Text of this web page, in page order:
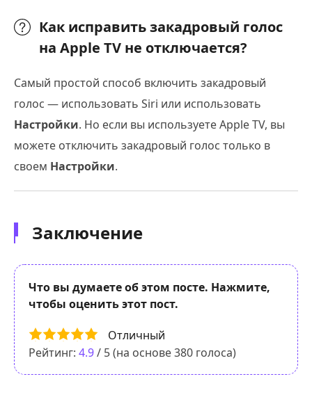
Как исправить закадровый голос
на Apple TV не отключается?
Самый простой способ включить закадровый
голос — использовать Siri или использовать
Настройки. Но если вы используете Apple TV, вы
можете отключить закадровый голос только в
своем Настройки.
Заключение
Что вы думаете об этом посте. Нажмите,
чтобы оценить этот пост.
Отличный
Рейтинг: 4.9/ 5 (на основе380 голоса)